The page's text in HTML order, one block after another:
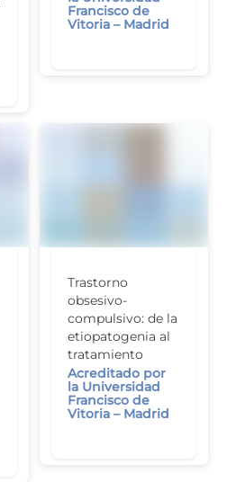
Francisco de
Vitoria – Madrid
Trastorno
obsesivo-
compulsivo: de la
etiopatogenia al
tratamiento
Acreditado por
la Universidad
Francisco de
Vitoria – Madrid